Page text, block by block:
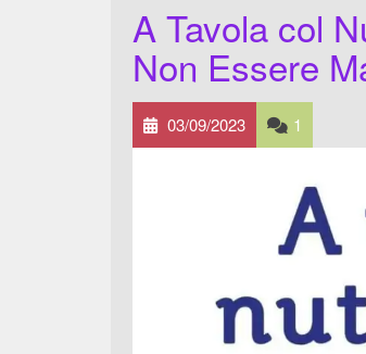
A Tavola col
Non Essere
03/09/2023 1